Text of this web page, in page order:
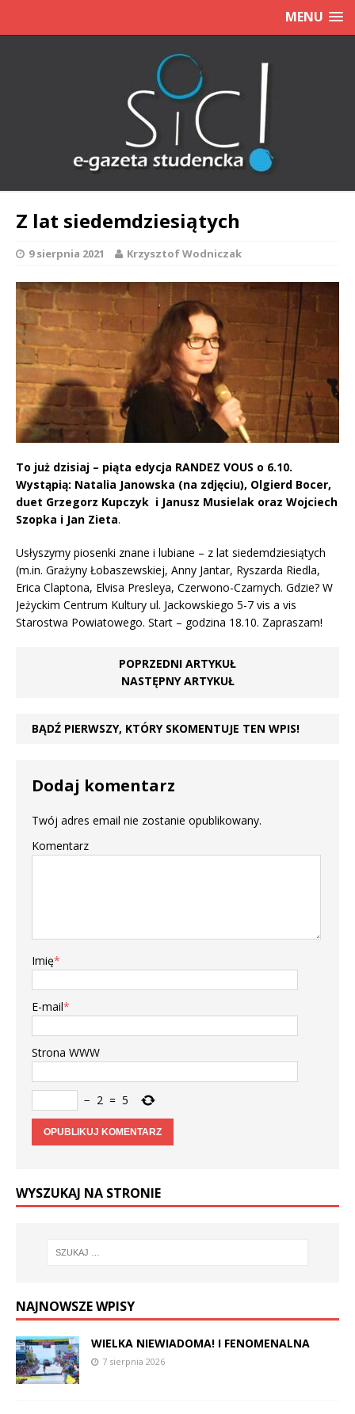
MENU
Z lat siedemdziesiątych
9 sierpnia 2021 Krzysztof Wodniczak
To już dzisiaj – piąta edycja RANDEZ VOUS o 6.10.
Wystąpią: Natalia Janowska (na zdjęciu), Olgierd Bocer,
duet Grzegorz Kupczyk i Janusz Musielak oraz Wojciech
Szopka i Jan Zieta.
Usłyszymy piosenki znane i lubiane – z lat siedemdziesiątych
(m.in. Grażyny Łobaszewskiej, Anny Jantar, Ryszarda Riedla,
Erica Claptona, Elvisa Presleya, Czerwono-Czarnych. Gdzie? W
Jeżyckim Centrum Kultury ul. Jackowskiego 5-7 vis a vis
Starostwa Powiatowego. Start – godzina 18.10. Zapraszam!
POPRZEDNI ARTYKUŁ
NASTĘPNY ARTYKUŁ
BĄDŹ PIERWSZY, KTÓRY SKOMENTUJE TEN WPIS!
Dodaj komentarz
Twój adres email nie zostanie opublikowany.
Komentarz
Imię*
E-mail*
Strona WWW
− 2 = 5
WYSZUKAJ NA STRONIE
NAJNOWSZE WPISY
WIELKA NIEWIADOMA! I FENOMENALNA
7 sierpnia 2026